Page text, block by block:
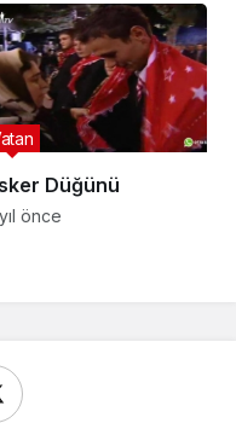
Düğünü
önce